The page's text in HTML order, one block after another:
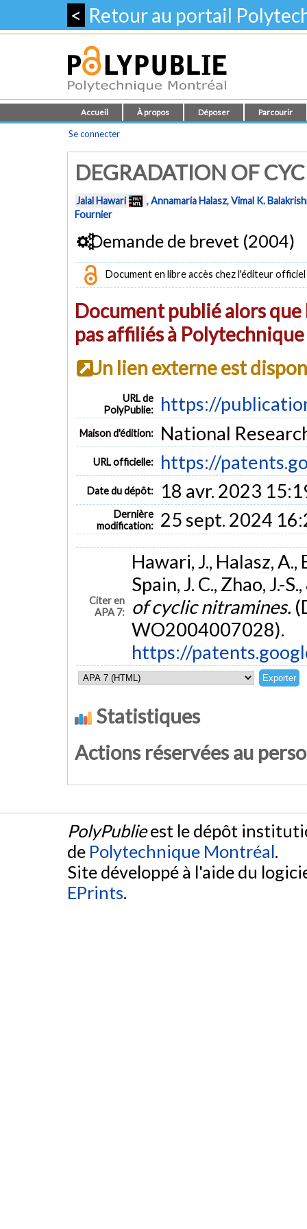
< Retour au portail
Accueil À propos Déposer Parcourir
Se connecter
DEGRADATION OF
Jalal Hawari ,Annamaria Halasz,Vimal K.
Fournier
Demande de brevet (2004)
Document en libre accès chez l'éditeur officiel
Document publié alors
pas affiliés à
Un lien externe est
URL de
PolyPublie:
https://
Maison d'édition: National
URL officielle: https://
Date du dépôt: 18 avr. 2023
Dernière
modification:
25 sept. 2024
Citer en
APA 7:
Hawari, J., Halasz,
Spain, J. C., Zhao, J.-
of cyclic nitramines.
WO2004007028).
https://
Statistiques
Actions réservées au
PolyPublieest le dépôt
de Polytechnique Montréal.
Site développé à l'aide du
EPrints.